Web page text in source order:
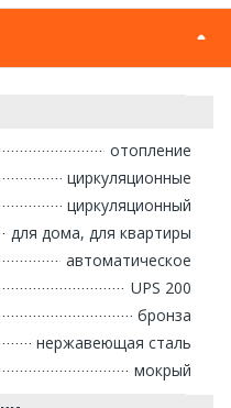
отопление
циркуляционные
циркуляционный
для дома, для квартиры
автоматическое
UPS 200
бронза
нержавеющая сталь
мокрый